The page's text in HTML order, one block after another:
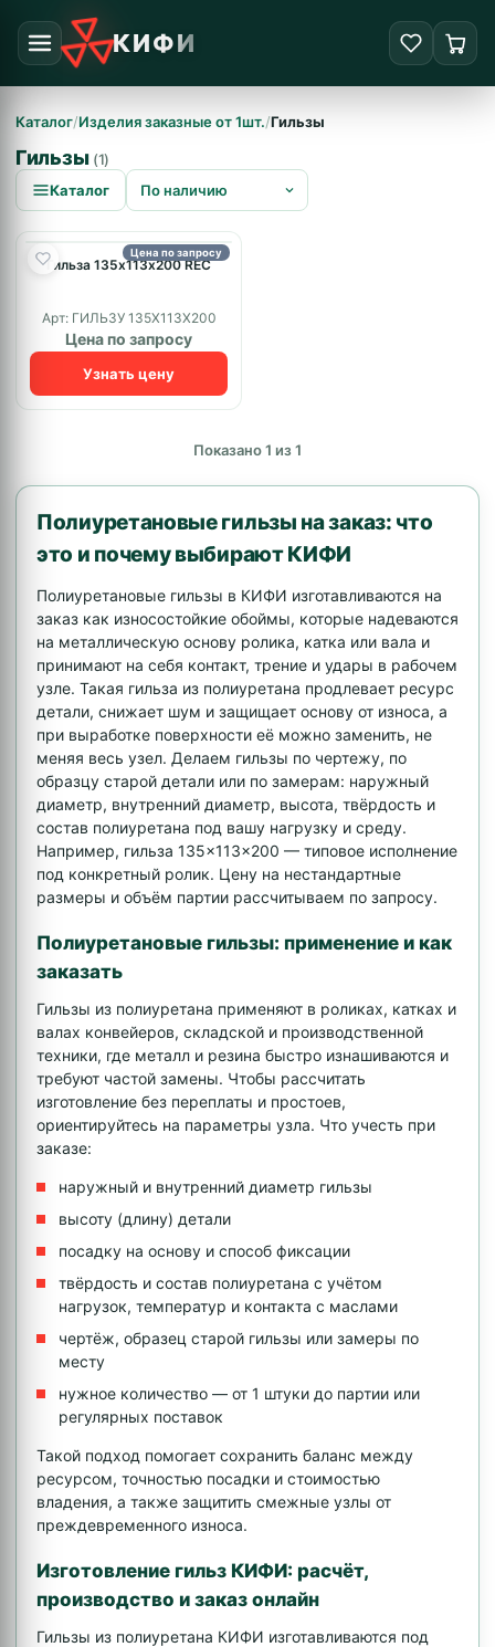
КИФИ
Каталог/Изделия заказные от 1шт./Гильзы
Гильзы (1)
Каталог
Цена по запросу
Гильза 135х113х200 REC
Арт: ГИЛЬЗУ 135Х113Х200
Цена по запросу
Узнать цену
Показано 1 из 1
Полиуретановые гильзы на заказ: что
это и почему выбирают КИФИ
Полиуретановые гильзы в КИФИ изготавливаются на
заказ как износостойкие обоймы, которые надеваются
на металлическую основу ролика, катка или вала и
принимают на себя контакт, трение и удары в рабочем
узле. Такая гильза из полиуретана продлевает ресурс
детали, снижает шум и защищает основу от износа, а
при выработке поверхности её можно заменить, не
меняя весь узел. Делаем гильзы по чертежу, по
образцу старой детали или по замерам: наружный
диаметр, внутренний диаметр, высота, твёрдость и
состав полиуретана под вашу нагрузку и среду.
Например, гильза 135×113×200 — типовое исполнение
под конкретный ролик. Цену на нестандартные
размеры и объём партии рассчитываем по запросу.
Полиуретановые гильзы: применение и как
заказать
Гильзы из полиуретана применяют в роликах, катках и
валах конвейеров, складской и производственной
техники, где металл и резина быстро изнашиваются и
требуют частой замены. Чтобы рассчитать
изготовление без переплаты и простоев,
ориентируйтесь на параметры узла. Что учесть при
заказе:
наружный и внутренний диаметр гильзы
высоту (длину) детали
посадку на основу и способ фиксации
твёрдость и состав полиуретана с учётом
нагрузок, температур и контакта с маслами
чертёж, образец старой гильзы или замеры по
месту
нужное количество — от 1 штуки до партии или
регулярных поставок
Такой подход помогает сохранить баланс между
ресурсом, точностью посадки и стоимостью
владения, а также защитить смежные узлы от
преждевременного износа.
Изготовление гильз КИФИ: расчёт,
производство и заказ онлайн
Гильзы из полиуретана КИФИ изготавливаются под